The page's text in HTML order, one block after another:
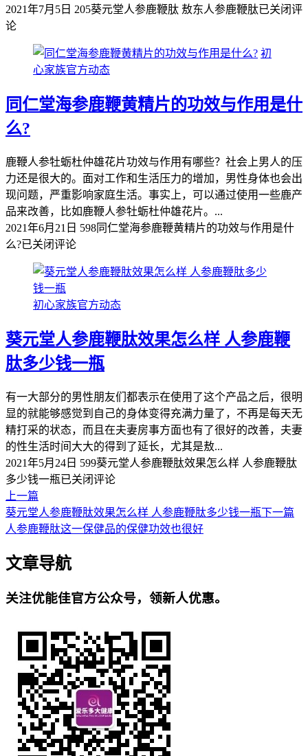
2021年7月5日 205葵元堂人参鹿鞭肽 敖东人参鹿鞭肽已关闭评
论
初
心家族官方动态
同仁堂海参鹿鞭黄精片的功效与作用是什
么?
鹿鞭人参牡蛎杜仲雄花片功效与作用有哪些？社会上男人的压
力还是很大的。面对工作和生活压力的增加，男性身体也会出
现问题，严重影响家庭生活。事实上，可以通过使用一些鹿产
品来改善，比如鹿鞭人参牡蛎杜仲雄花片。...
2021年6月21日 598同仁堂海参鹿鞭黄精片的功效与作用是什
么?已关闭评论
初心家族官方动态
葵元堂人参鹿鞭肽效果怎么样 人参鹿鞭
肽多少钱一瓶
有一大部分的男性朋友们都表示在使用了这个产品之后，很明
显的就能够感觉到自己的身体变得充满力量了，不再是每天无
精打采的状态，而且在夫妻房事方面也有了很好的改善，夫妻
的性生活时间大大的得到了延长，尤其是敖...
2021年5月24日 599葵元堂人参鹿鞭肽效果怎么样 人参鹿鞭肽
多少钱一瓶已关闭评论
上一篇
葵元堂人参鹿鞭肽效果怎么样 人参鹿鞭肽多少钱一瓶下一篇
人参鹿鞭肽这一保健品的保健功效也很好
文章导航
关注优能佳官方公众号，领新人优惠。